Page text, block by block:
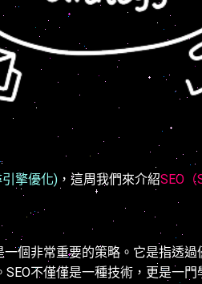
擎優化) ，這周我們來介紹SEO（
一個非常重要的策略。它是指透
SEO不僅僅是一種技術，更是一